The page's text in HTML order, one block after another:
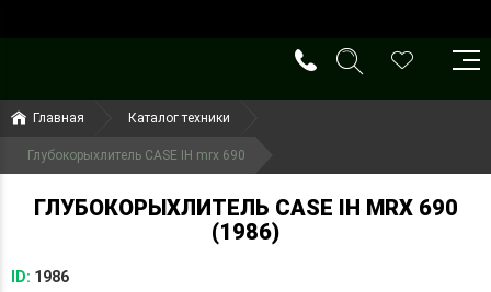
(099) 644-79-22
(050) 416-93-27
Главная Каталог техники
Глубокорыхлитель CASE IH mrx 690
ГЛУБОКОРЫХЛИТЕЛЬ CASE IH MRX 690
(1986)
ID: 1986